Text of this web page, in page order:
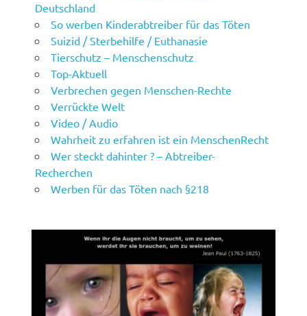
Deutschland
So werben Kinderabtreiber für das Töten
Suizid / Sterbehilfe / Euthanasie
Tierschutz – Menschenschutz
Top-Aktuell
Verbrechen gegen Menschen-Rechte
Verrückte Welt
Video / Audio
Wahrheit zu erfahren ist ein MenschenRecht
Wer steckt dahinter ? – Abtreiber-
Recherchen
Werben für das Töten nach §218